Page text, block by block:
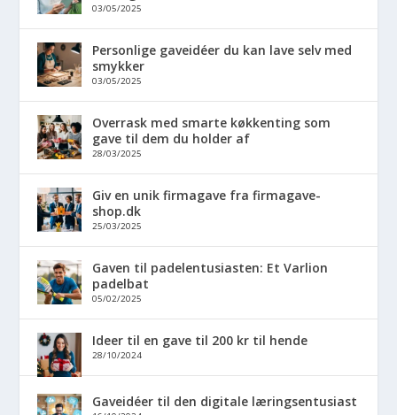
03/05/2025
Personlige gaveidéer du kan lave selv med
smykker
03/05/2025
Overrask med smarte køkkenting som
gave til dem du holder af
28/03/2025
Giv en unik firmagave fra firmagave-
shop.dk
25/03/2025
Gaven til padelentusiasten: Et Varlion
padelbat
05/02/2025
Ideer til en gave til 200 kr til hende
28/10/2024
Gaveidéer til den digitale læringsentusiast